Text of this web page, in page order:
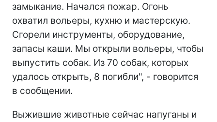
замыкание. Начался пожар. Огонь
охватил вольеры, кухню и мастерскую.
Сгорели инструменты, оборудование,
запасы каши. Мы открыли вольеры, чтобы
выпустить собак. Из 70 собак, которых
удалось открыть, 8 погибли", - говорится
в сообщении.
Выжившие животные сейчас напуганы и